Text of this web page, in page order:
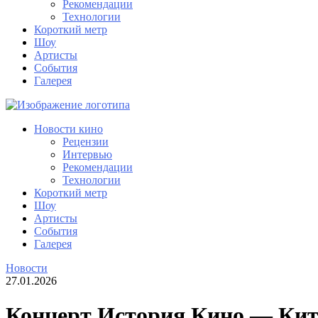
Рекомендации
Технологии
Короткий метр
Шоу
Артисты
События
Галерея
Новости кино
Рецензии
Интервью
Рекомендации
Технологии
Короткий метр
Шоу
Артисты
События
Галерея
Новости
27.01.2026